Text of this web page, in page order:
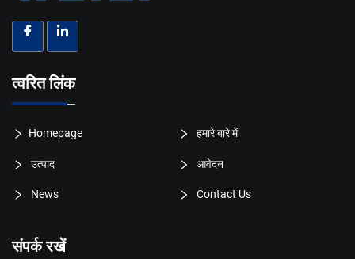
त्वरित लिंक
Homepage हमारे बारे में
उत्पाद आवेदन
News Contact Us
संपर्क रखें